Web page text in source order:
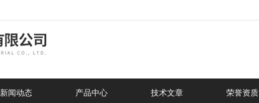
新闻动态 产品中心 技术文章 荣誉资质